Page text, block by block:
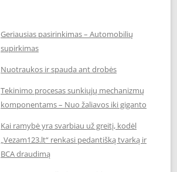
Geriausias pasirinkimas – Automobilių
supirkimas
Nuotraukos ir spauda ant drobės
Tekinimo procesas sunkiųjų mechanizmų
komponentams – Nuo žaliavos iki giganto
Kai ramybė yra svarbiau už greitį, kodėl
„Vezam123.lt“ renkasi pedantišką tvarką ir
BCA draudimą